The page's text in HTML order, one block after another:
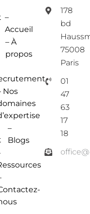
–
Accueil
– À
propos
Nos
–
Blogs
178
bd
75008
Paris
01
47
63
17
18